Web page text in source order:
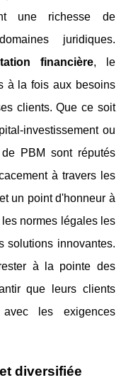
une richesse de
juridiques.
financière, le
à la fois aux besoins
clients. Que ce soit
investissement ou
PBM sont réputés
à travers les
un point d'honneur à
normes légales les
solutions innovantes.
à la pointe des
que leurs clients
les exigences
diversifiée